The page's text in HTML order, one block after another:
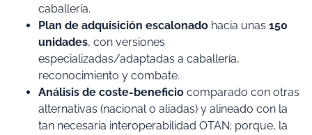
caballería.
Plan de adquisición escalonado hacia unas 150
unidades, con versiones
especializadas/adaptadas a caballería,
reconocimiento y combate.
Análisis de coste-beneficio comparado con otras
alternativas (nacional o aliadas) y alineado con la
tan necesaria interoperabilidad OTAN; porque, la